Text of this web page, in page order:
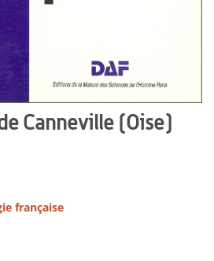
Canneville (Oise)
française